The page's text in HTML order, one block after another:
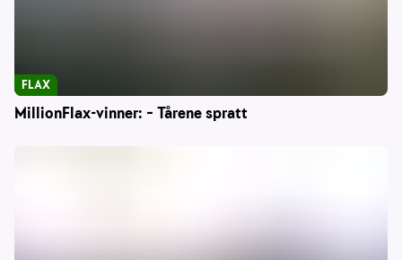
MillionFlax-vinner: – Tårene spratt
FLAX